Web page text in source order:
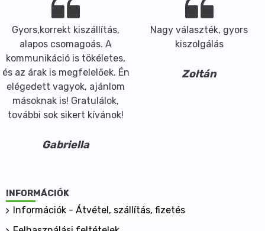
Gyors,korrekt kiszállítás,
alapos csomagoás. A
kommunikáció is tökéletes,
és az árak is megfelelőek. Én
elégedett vagyok, ajánlom
másoknak is! Gratulálok,
további sok sikert kívánok!
Gabriella
Nagy választék, gyors
kiszolgálás
Zoltán
INFORMÁCIÓK
Információk - Átvétel, szállítás, fizetés